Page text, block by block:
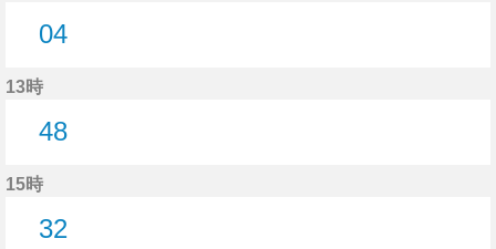
04
13時
48
15時
32